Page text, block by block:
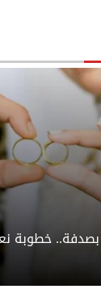
بصدفة.. خطوبة